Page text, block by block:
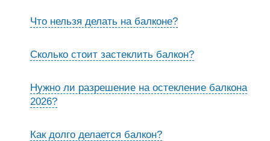
Что нельзя делать на балконе?
Сколько стоит застеклить балкон?
Нужно ли разрешение на остекление балкона
2026?
Как долго делается балкон?